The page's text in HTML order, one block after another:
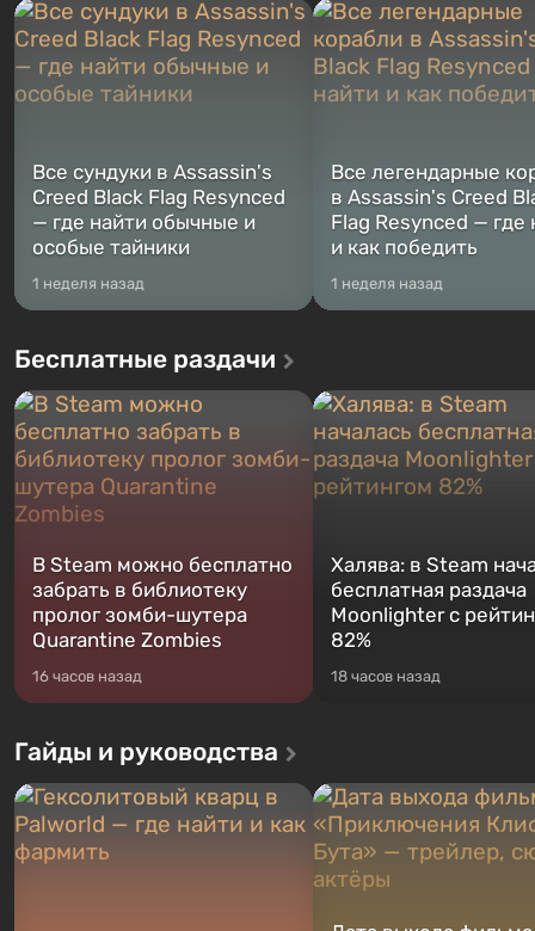
Жанр и...
Место действия Fallout...
Все сундуки в Assassin's
Creed Black Flag Resynced
— где найти обычные и
особые тайники
1 неделя назад
Все легендарные
в Assassin's Creed
Flag Resynced — где
и как победить
1 неделя назад
Бесплатные раздачи
В Steam можно бесплатно
забрать в библиотеку
пролог зомби-шутера
Quarantine Zombies
16 часов назад
Халява: в Steam
бесплатная раздача
Moonlighter с
82%
18 часов назад
Гайды и руководства